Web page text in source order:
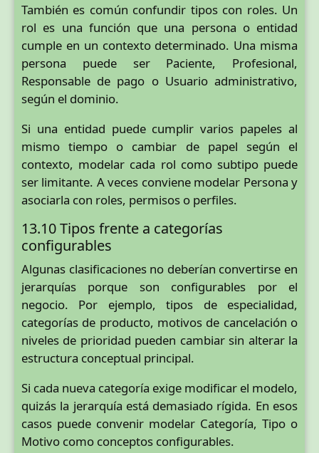
También es común confundir tipos con roles. Un
rol es una función que una persona o entidad
cumple en un contexto determinado. Una misma
persona puede ser Paciente, Profesional,
Responsable de pago o Usuario administrativo,
según el dominio.
Si una entidad puede cumplir varios papeles al
mismo tiempo o cambiar de papel según el
contexto, modelar cada rol como subtipo puede
ser limitante. A veces conviene modelar Persona y
asociarla con roles, permisos o perfiles.
13.10 Tipos frente a categorías
configurables
Algunas clasificaciones no deberían convertirse en
jerarquías porque son configurables por el
negocio. Por ejemplo, tipos de especialidad,
categorías de producto, motivos de cancelación o
niveles de prioridad pueden cambiar sin alterar la
estructura conceptual principal.
Si cada nueva categoría exige modificar el modelo,
quizás la jerarquía está demasiado rígida. En esos
casos puede convenir modelar Categoría, Tipo o
Motivo como conceptos configurables.